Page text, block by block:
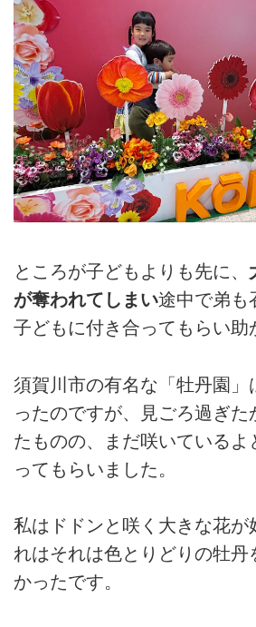
ところが子どもよりも先に、
が奪われてしまい途中で弟も
子どもに付き合ってもらい助
須賀川市の有名な「牡丹園」
ったのですが、見ごろ過ぎた
たものの、まだ咲いているよ
ってもらいました。
私はドドンと咲く大きな花が
れはそれは色とりどりの牡丹
かったです。